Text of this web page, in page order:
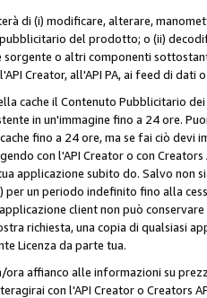
di (i) modificare, alterare,
del prodotto; o (ii)
sorgente o altri componenti
Creator, all'API PA, ai feed di
cache il Contenuto Pubblicitario
in un'immagine fino a 24 ore.
fino a 24 ore, ma se fai ciò
con l'API Creator o con
applicazione subito do. Salvo non
per un periodo indefinito fino alla
client non può
richiesta, una copia di qualsiasi
Licenza da parte tua.
ora affianco alle informazioni su
con l'API Creator o Creators